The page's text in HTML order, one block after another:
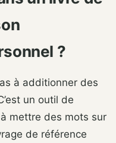
?
à additionner des
un outil de
mettre des mots sur
de référence